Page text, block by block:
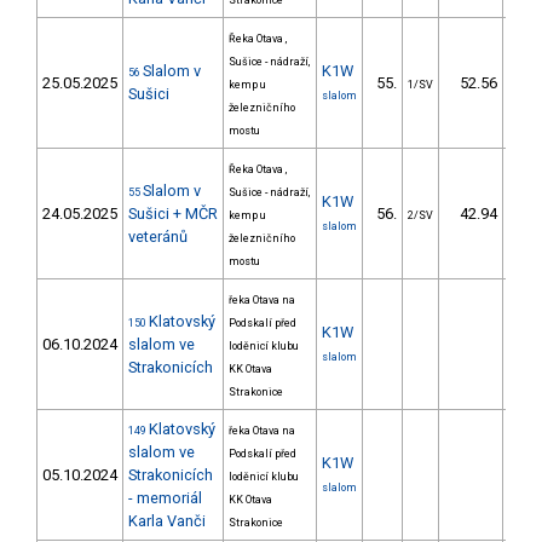
25.05.2025
56 Slalom v
Sušici
Řeka Otava ,
Sušice - nádraží,
kemp u
železničního
mostu
K1W
slalom
55. 1/SV 52.56
24.05.2025
55 Slalom v
Sušici + MČR
veteránů
Řeka Otava ,
Sušice - nádraží,
kemp u
železničního
mostu
K1W
slalom
56. 2/SV 42.94
06.10.2024
150 Klatovský
slalom ve
Strakonicích
řeka Otava na
Podskalí před
loděnicí klubu
KK Otava
Strakonice
K1W
slalom
05.10.2024
149 Klatovský
slalom ve
Strakonicích
- memoriál
Karla Vanči
řeka Otava na
Podskalí před
loděnicí klubu
KK Otava
Strakonice
K1W
slalom